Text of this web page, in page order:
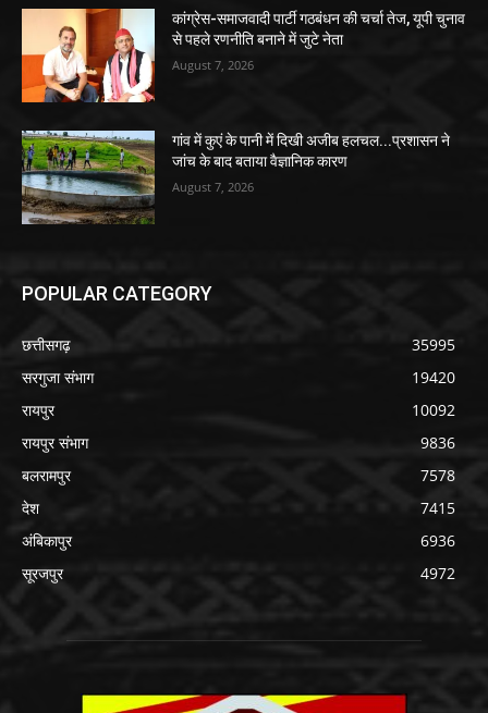
कांग्रेस-समाजवादी पार्टी गठबंधन की चर्चा तेज, यूपी चुनाव
से पहले रणनीति बनाने में जुटे नेता
August 7, 2026
गांव में कुएं के पानी में दिखी अजीब हलचल...प्रशासन ने
जांच के बाद बताया वैज्ञानिक कारण
August 7, 2026
POPULAR CATEGORY
छत्तीसगढ़
35995
सरगुजा संभाग
19420
रायपुर
10092
रायपुर संभाग
9836
बलरामपुर
7578
देश
7415
अंबिकापुर
6936
सूरजपुर
4972